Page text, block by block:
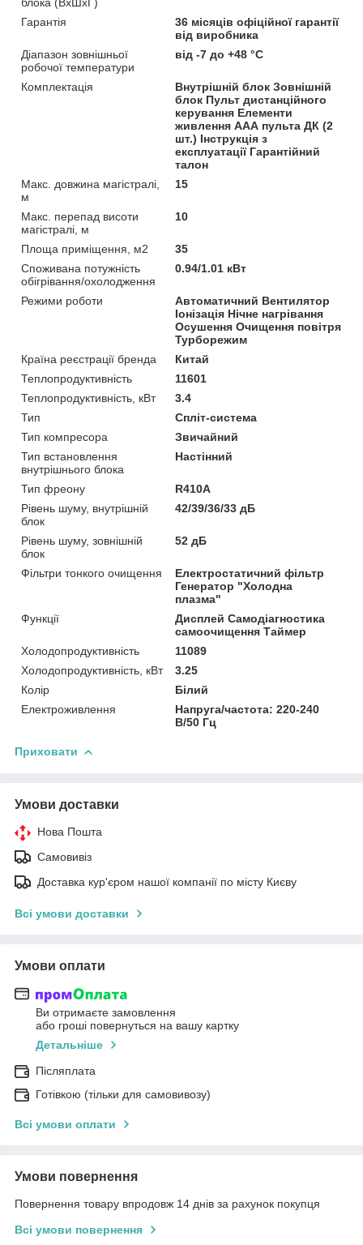
Гарантія
36 місяців офіційної гарантії
від виробника
Діапазон зовнішньої
робочої температури
від -7 до +48 °C
Комплектація
Внутрішній блок Зовнішній
блок Пульт дистанційного
керування Елементи
живлення ААА пульта ДК (2
шт.) Інструкція з
експлуатації Гарантійний
талон
Макс. довжина магістралі,
м
15
Макс. перепад висоти
магістралі, м
10
Площа приміщення, м2
35
Споживана потужність
обігрівання/охолодження
0.94/1.01 кВт
Режими роботи
Автоматичний Вентилятор
Іонізація Нічне нагрівання
Осушення Очищення повітря
Турборежим
Країна реєстрації бренда
Китай
Теплопродуктивність
11601
Теплопродуктивність, кВт
3.4
Тип
Спліт-система
Тип компресора
Звичайний
Тип встановлення
внутрішнього блока
Настінний
Тип фреону
R410A
Рівень шуму, внутрішній
блок
42/39/36/33 дБ
Рівень шуму, зовнішній
блок
52 дБ
Фільтри тонкого очищення
Електростатичний фільтр
Генератор "Холодна
плазма"
Функції
Дисплей Самодіагностика
самоочищення Таймер
Холодопродуктивність
11089
Холодопродуктивність, кВт
3.25
Колір
Білий
Електроживлення
Напруга/частота: 220-240
В/50 Гц
Приховати
Умови доставки
Нова Пошта
Самовивіз
Доставка кур'єром нашої компанії по місту Києву
Всі умови доставки
Умови оплати
Ви отримаєте замовлення
або гроші повернуться на вашу картку
Детальніше
Післяплата
Готівкою (тільки для самовивозу)
Всі умови оплати
Умови повернення
Повернення товару впродовж 14 днів за рахунок покупця
Всі умови повернення